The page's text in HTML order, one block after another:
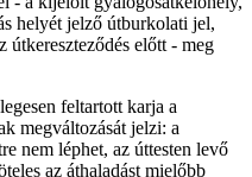
helyét jelző útburkolati jel,
útkereszteződés előtt - meg
feltartott karja a
megváltozását jelzi: a
nem léphet, az úttesten levő
az áthaladást mielőbb